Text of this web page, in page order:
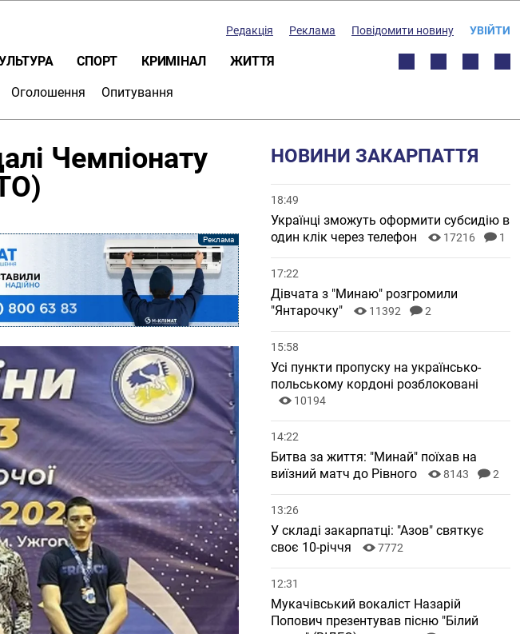
Редакція Реклама Повідомити новину УВІЙТИ
СПОРТ КРИМІНАЛ ЖИТТЯ
Оголошення Опитування
Чемпіонату
НОВИНИ ЗАКАРПАТТЯ
18:49
Українці зможуть оформити субсидію в
один клік через телефон
17216 1
17:22
Дівчата з "Минаю" розгромили
"Янтарочку"
11392 2
15:58
Усі пункти пропуску на українсько-
польському кордоні розблоковані
10194
14:22
Битва за життя: "Минай" поїхав на
виїзний матч до Рівного
8143 2
13:26
У складі закарпатці: "Азов" святкує
своє 10-річчя
7772
12:31
Мукачівський вокаліст Назарій
Попович презентував пісню "Білий